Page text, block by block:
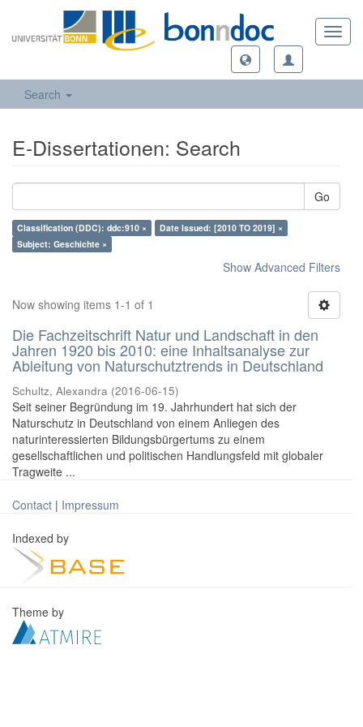
Search
E-Dissertationen: Search
Go
Classification (DDC): ddc:910 ×
Date Issued: [2010 TO 2019] ×
Subject: Geschichte ×
Show Advanced Filters
Now showing items 1-1 of 1
Die Fachzeitschrift Natur und Landschaft in den
Jahren 1920 bis 2010: eine Inhaltsanalyse zur
Ableitung von Naturschutztrends in Deutschland
Schultz, Alexandra (2016-06-15)
Seit seiner Begründung im 19. Jahrhundert hat sich der
Naturschutz in Deutschland von einem Anliegen des
naturinteressierten Bildungsbürgertums zu einem
gesellschaftlichen und politischen Handlungsfeld mit globaler
Tragweite ...
Contact | Impressum
Indexed by
Theme by